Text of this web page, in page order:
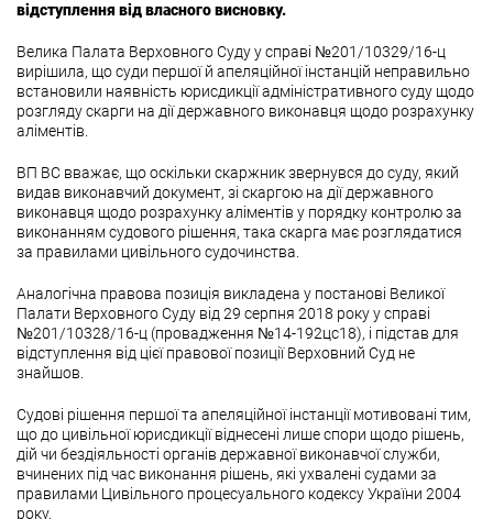
відступлення від власного висновку.
Велика Палата Верховного Суду у справі №201/10329/16-ц
вирішила, що суди першої й апеляційної інстанцій неправильно
встановили наявність юрисдикції адміністративного суду щодо
розгляду скарги на дії державного виконавця щодо розрахунку
аліментів.
ВП ВС вважає, що оскільки скаржник звернувся до суду, який
видав виконавчий документ, зі скаргою на дії державного
виконавця щодо розрахунку аліментів у порядку контролю за
виконанням судового рішення, така скарга має розглядатися
за правилами цивільного судочинства.
Аналогічна правова позиція викладена у постанові Великої
Палати Верховного Суду від 29 серпня 2018 року у справі
№201/10328/16-ц (провадження №14-192цс18), і підстав для
відступлення від цієї правової позиції Верховний Суд не
знайшов.
Судові рішення першої та апеляційної інстанції мотивовані тим,
що до цивільної юрисдикції віднесені лише спори щодо рішень,
дій чи бездіяльності органів державної виконавчої служби,
вчинених під час виконання рішень, які ухвалені судами за
правилами Цивільного процесуального кодексу України 2004
року.